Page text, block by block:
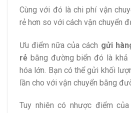
Cùng với đó là chi phí vận
rẻ hơn so với cách vận chuyển
Ưu điểm nữa của cách gửi
rẻ bằng đường biển đó là khả
hóa lớn. Bạn có thể gửi khối
lần cho với vận chuyển bằng
Tuy nhiên có nhược điểm của